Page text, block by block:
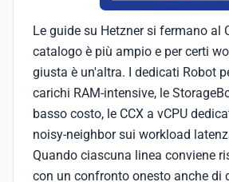
Le guide su Hetzner si fermano al
catalogo è più ampio e per certi
giusta è un'altra. I dedicati Robot
carichi RAM-intensive, le
basso costo, le CCX a vCPU
noisy-neighbor sui workload
Quando ciascuna linea conviene
con un confronto onesto anche di